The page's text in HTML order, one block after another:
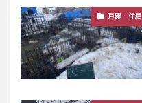
戸建・住居